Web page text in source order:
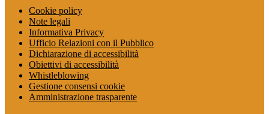
Cookie policy
Note legali
Informativa Privacy
Ufficio Relazioni con il Pubblico
Dichiarazione di accessibilità
Obiettivi di accessibilità
Whistleblowing
Gestione consensi cookie
Amministrazione trasparente